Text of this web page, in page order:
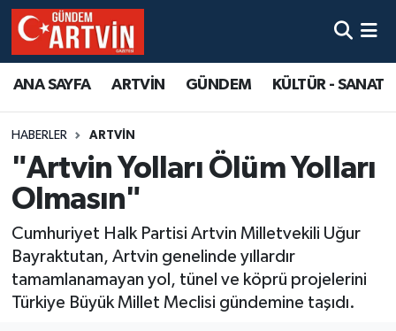
ANA SAYFA ARTVİN GÜNDEM KÜLTÜR - SANAT
HABERLER ARTVİN
"Artvin Yolları Ölüm Yolları
Olmasın"
Cumhuriyet Halk Partisi Artvin Milletvekili Uğur
Bayraktutan, Artvin genelinde yıllardır
tamamlanamayan yol, tünel ve köprü projelerini
Türkiye Büyük Millet Meclisi gündemine taşıdı.